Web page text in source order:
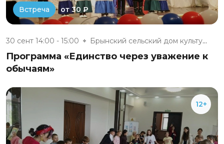
Встреча от 30 ₽
30 сент 14:00 - 15:00 Брынский сельский дом культуры
Программа «Единство через уважение к
обычаям»
12+